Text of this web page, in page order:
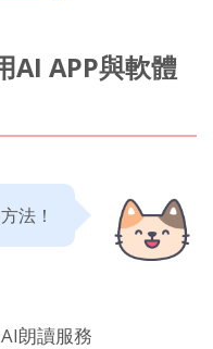
AI APP與軟體
法！
朗讀服務